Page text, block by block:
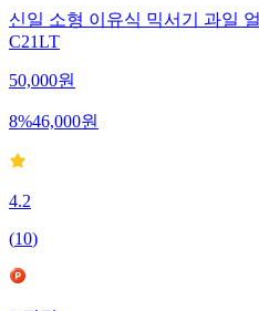
신일 소형 이유식 믹서기 과일
C21LT
50,000원
8%46,000원
4.2
(10)